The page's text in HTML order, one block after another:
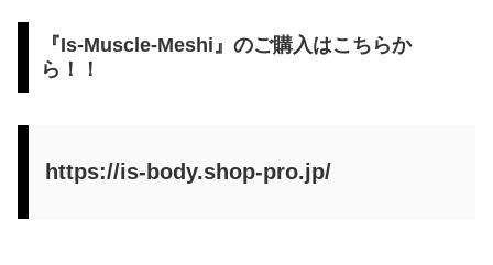
『Is-Muscle-Meshi』のご購入はこちらか
ら！！
https://is-body.shop-pro.jp/